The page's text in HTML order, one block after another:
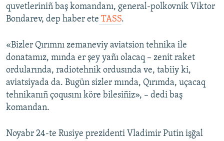
quvetleriniñ baş komandanı, general-polkovnik Viktor
Bondarev, dep haber ete TASS.
«Bizler Qırımnı zemaneviy aviatsion tehnika ile
donatamız, mında er şey yañı olacaq – zenit raket
ordularında, radiotehnik ordusında ve, tabiiy ki,
aviatsiyada da. Bugün sizler mında, Qırımda, uçacaq
tehnikanıñ çoqusını köre bilesiñiz», – dedi baş
komandan.
Noyabr 24-te Rusiye prezidenti Vladimir Putin işğal